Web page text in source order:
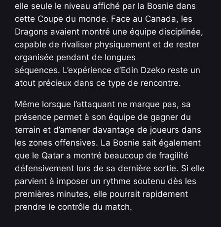
elle seule le niveau affiché par la Bosnie dans
cette Coupe du monde. Face au Canada, les
Dragons avaient montré une équipe disciplinée,
capable de rivaliser physiquement et de rester
organisée pendant de longues
séquences. L’expérience d’Edin Dzeko reste un
atout précieux dans ce type de rencontre.
Même lorsque l’attaquant ne marque pas, sa
présence permet à son équipe de gagner du
terrain et d’amener davantage de joueurs dans
les zones offensives. La Bosnie sait également
que le Qatar a montré beaucoup de fragilité
défensivement lors de sa dernière sortie. Si elle
parvient à imposer un rythme soutenu dès les
premières minutes, elle pourrait rapidement
prendre le contrôle du match.